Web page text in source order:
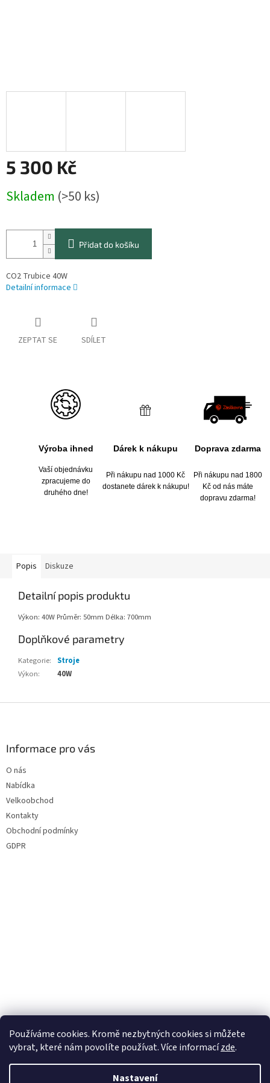
Používáme cookies. Kromě nezbytných cookies si můžete
vybrat, které nám povolíte používat. Více informacízde.
Nastavení
5 300 Kč
cena:
Skladem (>50 ks)
Přidat do košíku
CO2 Trubice 40W
Detailní informace
ZEPTAT SE SDÍLET
Výroba ihned Dárek k nákupu Doprava zdarma
Vaší objednávku
zpracujeme do
druhého dne!
Při nákupu nad 1000 Kč
dostanete dárek k nákupu!
Při nákupu nad 1800
Kč od nás máte
dopravu zdarma!
Popis Diskuze
Detailní popis produktu
Výkon: 40W Průměr: 50mm Délka: 700mm
Doplňkové parametry
Kategorie:
Stroje
Výkon: 40W
Informace pro vás
O nás
Nabídka
Velkoobchod
Kontakty
Obchodní podmínky
GDPR